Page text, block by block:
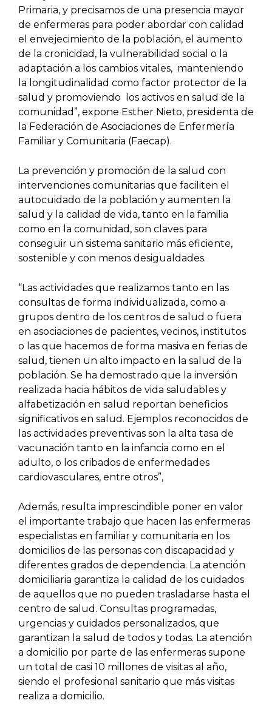
Primaria, y precisamos de una presencia mayor
de enfermeras para poder abordar con calidad
el envejecimiento de la población, el aumento
de la cronicidad, la vulnerabilidad social o la
adaptación a los cambios vitales, manteniendo
la longitudinalidad como factor protector de la
salud y promoviendo los activos en salud de la
comunidad”, expone Esther Nieto, presidenta de
la Federación de Asociaciones de Enfermería
Familiar y Comunitaria (Faecap).
La prevención y promoción de la salud con
intervenciones comunitarias que faciliten el
autocuidado de la población y aumenten la
salud y la calidad de vida, tanto en la familia
como en la comunidad, son claves para
conseguir un sistema sanitario más eficiente,
sostenible y con menos desigualdades.
“Las actividades que realizamos tanto en las
consultas de forma individualizada, como a
grupos dentro de los centros de salud o fuera
en asociaciones de pacientes, vecinos, institutos
o las que hacemos de forma masiva en ferias de
salud, tienen un alto impacto en la salud de la
población. Se ha demostrado que la inversión
realizada hacia hábitos de vida saludables y
alfabetización en salud reportan beneficios
significativos en salud. Ejemplos reconocidos de
las actividades preventivas son la alta tasa de
vacunación tanto en la infancia como en el
adulto, o los cribados de enfermedades
cardiovasculares, entre otros”,
Además, resulta imprescindible poner en valor
el importante trabajo que hacen las enfermeras
especialistas en familiar y comunitaria en los
domicilios de las personas con discapacidad y
diferentes grados de dependencia. La atención
domiciliaria garantiza la calidad de los cuidados
de aquellos que no pueden trasladarse hasta el
centro de salud. Consultas programadas,
urgencias y cuidados personalizados, que
garantizan la salud de todos y todas. La atención
a domicilio por parte de las enfermeras supone
un total de casi 10 millones de visitas al año,
siendo el profesional sanitario que más visitas
realiza a domicilio.